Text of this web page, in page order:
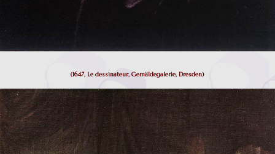
(1647, Le dessinateur, Gemäldegalerie, Dresden)